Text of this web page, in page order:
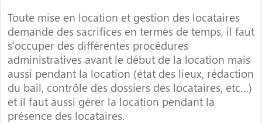
Toute mise en location et gestion des locataires
demande des sacrifices en termes de temps, il faut
s’occuper des différentes procédures
administratives avant le début de la location mais
aussi pendant la location (état des lieux, rédaction
du bail, contrôle des dossiers des locataires, etc…)
et il faut aussi gérer la location pendant la
présence des locataires.